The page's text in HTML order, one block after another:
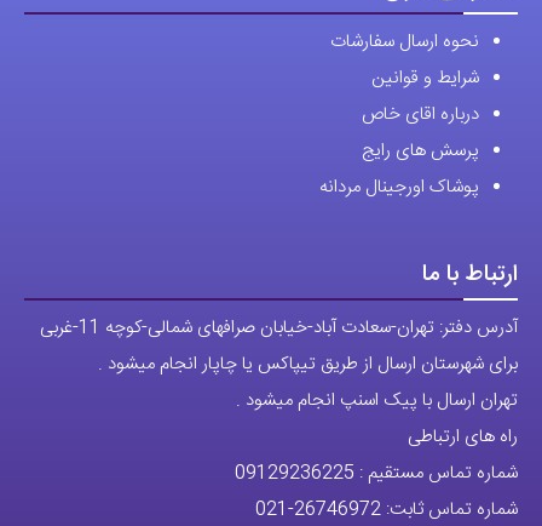
انتخاب
نحوه ارسال سفارشات
شرایط و قوانین
درباره اقای خاص
پرسش های رایج
پوشاک اورجینال مردانه
ارتباط با ما
آدرس دفتر: تهران-سعادت آباد-خیابان صرافهای شمالی-کوچه 11-غربی
برای شهرستان ارسال از طریق تیپاکس یا چاپار انجام میشود .
تهران ارسال با پیک اسنپ انجام میشود .
راه های ارتباطی
شماره تماس مستقیم : 09129236225
شماره تماس ثابت: 26746972
-021